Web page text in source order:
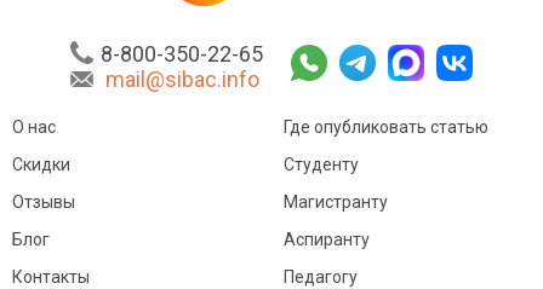
8-800-350-22-65
mail@sibac.info
О нас
Скидки
Отзывы
Блог
Контакты
Где опубликовать статью
Студенту
Магистранту
Аспиранту
Педагогу